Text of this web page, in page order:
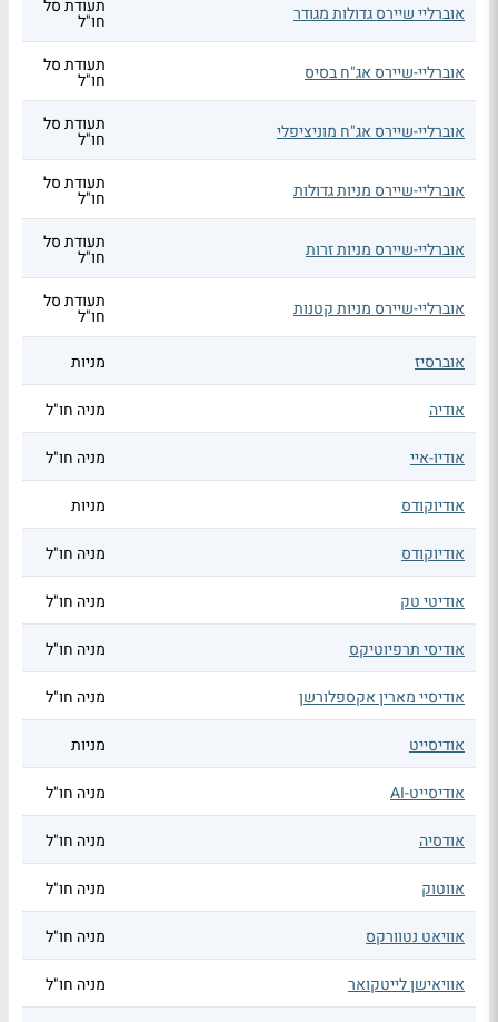
אוברליי שיירס גדולות מגודר תעודת סל
חו"ל
אוברליי-שיירס אג"ח בסיס תעודת סל
חו"ל
אוברליי-שיירס אג"ח מוניציפלי תעודת סל
חו"ל
אוברליי-שיירס מניות גדולות תעודת סל
חו"ל
אוברליי-שיירס מניות זרות תעודת סל
חו"ל
אוברליי-שיירס מניות קטנות תעודת סל
חו"ל
אוברסיז
מניות
אודיה מניה חו"ל
אודיו-איי מניה חו"ל
אודיוקודס מניות
אודיוקודס מניה חו"ל
אודיטי טק מניה חו"ל
אודיסי תרפיוטיקס מניה חו"ל
אודיסיי מארין אקספלורשן מניה חו"ל
אודיסייט מניות
אודיסייט-AI מניה חו"ל
אודסיה מניה חו"ל
אווטוק מניה חו"ל
אוויאט נטוורקס מניה חו"ל
אוויאישן לייטקואר מניה חו"ל